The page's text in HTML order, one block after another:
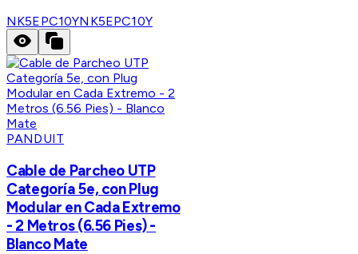
NK5EPC10YNK5EPC10Y
PANDUIT
Cable de Parcheo UTP
Categoría 5e, con Plug
Modular en Cada Extremo
- 2 Metros (6.56 Pies) -
Blanco Mate